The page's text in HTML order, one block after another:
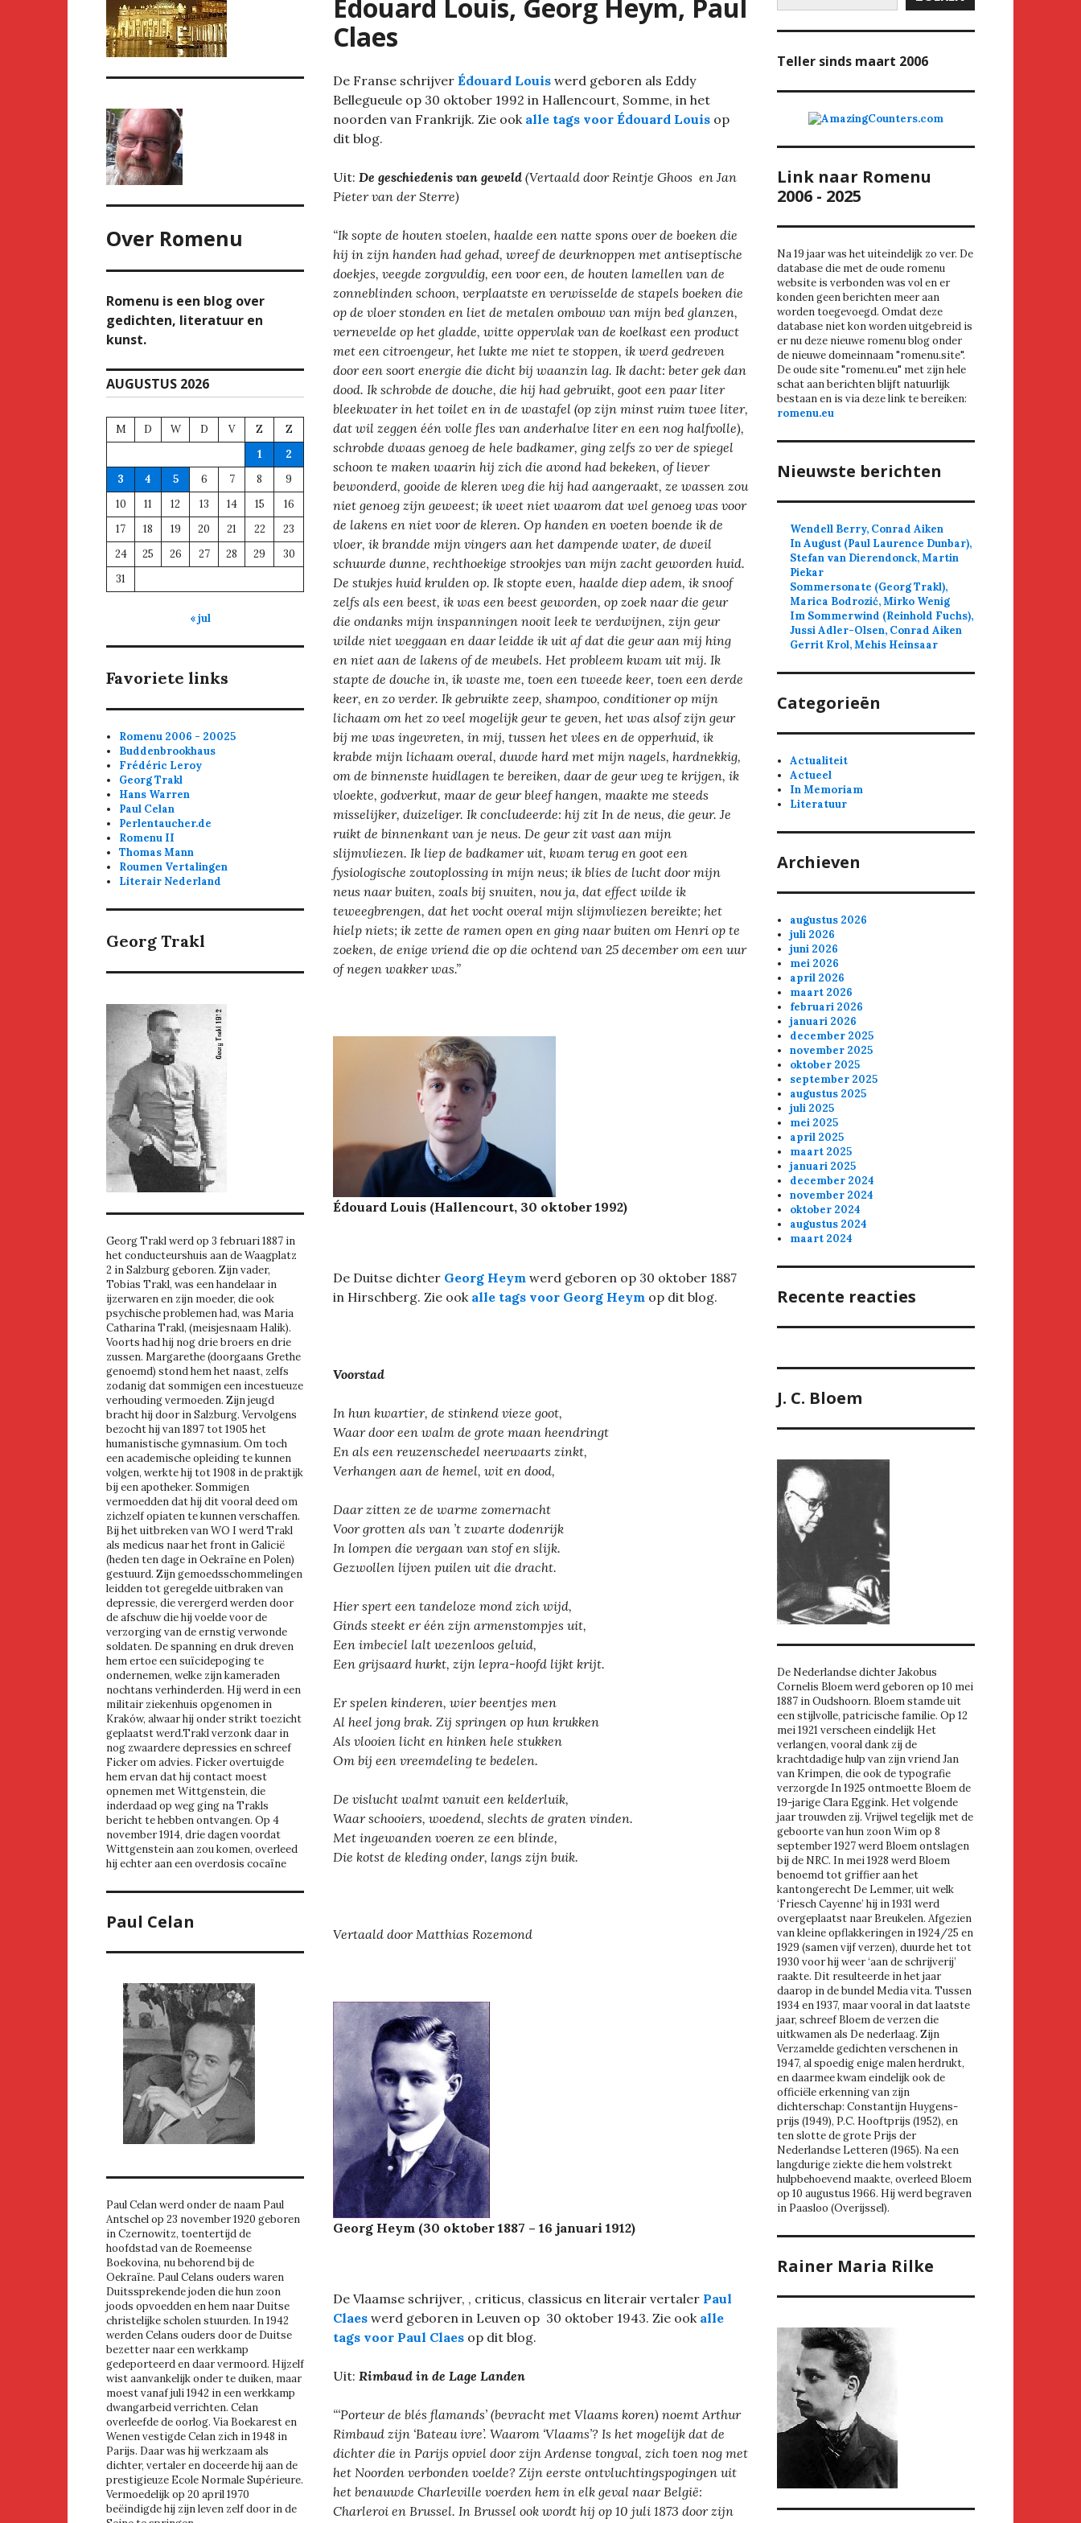
Édouard Louis, Georg Heym, Paul
Claes
De Franse schrijver Édouard Louis werd geboren als Eddy
Bellegueule op 30 oktober 1992 in Hallencourt, Somme, in het
noorden van Frankrijk. Zie ook alle tags voor Édouard Louis op
dit blog.
Uit: De geschiedenis van geweld (Vertaald door Reintje Ghoos en Jan
Pieter van der Sterre)
“Ik sopte de houten stoelen, haalde een natte spons over de boeken die
hij in zijn handen had gehad, wreef de deurknoppen met antiseptische
doekjes, veegde zorgvuldig, een voor een, de houten lamellen van de
zonneblinden schoon, verplaatste en verwisselde de stapels boeken die
op de vloer stonden en liet de metalen ombouw van mijn bed glanzen,
vernevelde op het gladde, witte oppervlak van de koelkast een product
met een citroengeur, het lukte me niet te stoppen, ik werd gedreven
door een soort energie die dicht bij waanzin lag. Ik dacht: beter gek dan
dood. Ik schrobde de douche, die hij had gebruikt, goot een paar liter
bleekwater in het toilet en in de wastafel (op zijn minst ruim twee liter,
dat wil zeggen één volle fles van anderhalve liter en een nog halfvolle),
schrobde dwaas genoeg de hele badkamer, ging zelfs zo ver de spiegel
schoon te maken waarin hij zich die avond had bekeken, of liever
bewonderd, gooide de kleren weg die hij had aangeraakt, ze wassen zou
niet genoeg zijn geweest; ik weet niet waarom dat wel genoeg was voor
de lakens en niet voor de kleren. Op handen en voeten boende ik de
vloer, ik brandde mijn vingers aan het dampende water, de dweil
schuurde dunne, rechthoekige strookjes van mijn zacht geworden huid.
De stukjes huid krulden op. Ik stopte even, haalde diep adem, ik snoof
zelfs als een beest, ik was een beest geworden, op zoek naar die geur
die ondanks mijn inspanningen nooit leek te verdwijnen, zijn geur
wilde niet weggaan en daar leidde ik uit af dat die geur aan mij hing
en niet aan de lakens of de meubels. Het probleem kwam uit mij. Ik
stapte de douche in, ik waste me, toen een tweede keer, toen een derde
keer, en zo verder. Ik gebruikte zeep, shampoo, conditioner op mijn
lichaam om het zo veel mogelijk geur te geven, het was alsof zijn geur
bij me was ingevreten, in mij, tussen het vlees en de opperhuid, ik
krabde mijn lichaam overal, duwde hard met mijn nagels, hardnekkig,
om de binnenste huidlagen te bereiken, daar de geur weg te krijgen, ik
vloekte, godverkut, maar de geur bleef hangen, maakte me steeds
misselijker, duizeliger. Ik concludeerde: hij zit In de neus, die geur. Je
ruikt de binnenkant van je neus. De geur zit vast aan mijn
slijmvliezen. Ik liep de badkamer uit, kwam terug en goot een
fysiologische zoutoplossing in mijn neus; ik blies de lucht door mijn
neus naar buiten, zoals bij snuiten, nou ja, dat effect wilde ik
teweegbrengen, dat het vocht overal mijn slijmvliezen bereikte; het
hielp niets; ik zette de ramen open en ging naar buiten om Henri op te
zoeken, de enige vriend die op die ochtend van 25 december om een uur
of negen wakker was.”
Édouard Louis (Hallencourt, 30 oktober 1992)
De Duitse dichter Georg Heym werd geboren op 30 oktober 1887
in Hirschberg. Zie ook alle tags voor Georg Heym op dit blog.
Voorstad
In hun kwartier, de stinkend vieze goot,
Waar door een walm de grote maan heendringt
En als een reuzenschedel neerwaarts zinkt,
Verhangen aan de hemel, wit en dood,
Daar zitten ze de warme zomernacht
Voor grotten als van ’t zwarte dodenrijk
In lompen die vergaan van stof en slijk.
Gezwollen lijven puilen uit die dracht.
Hier spert een tandeloze mond zich wijd,
Ginds steekt er één zijn armenstompjes uit,
Een imbeciel lalt wezenloos geluid,
Een grijsaard hurkt, zijn lepra-hoofd lijkt krijt.
Er spelen kinderen, wier beentjes men
Al heel jong brak. Zij springen op hun krukken
Als vlooien licht en hinken hele stukken
Om bij een vreemdeling te bedelen.
De vislucht walmt vanuit een kelderluik,
Waar schooiers, woedend, slechts de graten vinden.
Met ingewanden voeren ze een blinde,
Die kotst de kleding onder, langs zijn buik.
Vertaald door Matthias Rozemond
Georg Heym (30 oktober 1887 – 16 januari 1912)
De Vlaamse schrijver, , criticus, classicus en literair vertaler Paul
Claes werd geboren in Leuven op 30 oktober 1943. Zie ook alle
tags voor Paul Claes op dit blog.
Uit: Rimbaud in de Lage Landen
“‘Porteur de blés flamands’ (bevracht met Vlaams koren) noemt Arthur
Rimbaud zijn ‘Bateau ivre’. Waarom ‘Vlaams’? Is het mogelijk dat de
dichter die in Parijs opviel door zijn Ardense tongval, zich toen nog met
het Noorden verbonden voelde? Zijn eerste ontvluchtingspogingen uit
het benauwde Charleville voerden hem in elk geval naar België:
Charleroi en Brussel. In Brussel ook wordt hij op 10 juli 1873 door zijn
Over Romenu
Romenu is een blog over
gedichten, literatuur en
kunst.
AUGUSTUS 2026
M D W D V Z
Z
1
2
3
4 5 6 7 8
9
10
11 12 13 14 15
16
17
18 19 20 21 22
23
24
25 26 27 28 29
30
31
« jul
Favoriete links
Romenu 2006 - 20025
Buddenbrookhaus
Frédéric Leroy
Georg Trakl
Hans Warren
Paul Celan
Perlentaucher.de
Romenu II
Thomas Mann
Roumen Vertalingen
Literair Nederland
Georg Trakl
Georg Trakl werd op 3 februari 1887 in
het conducteurshuis aan de Waagplatz
2 in Salzburg geboren. Zijn vader,
Tobias Trakl, was een handelaar in
ijzerwaren en zijn moeder, die ook
psychische problemen had, was Maria
Catharina Trakl, (meisjesnaam Halik).
Voorts had hij nog drie broers en drie
zussen. Margarethe (doorgaans Grethe
genoemd) stond hem het naast, zelfs
zodanig dat sommigen een incestueuze
verhouding vermoeden. Zijn jeugd
bracht hij door in Salzburg. Vervolgens
bezocht hij van 1897 tot 1905 het
humanistische gymnasium. Om toch
een academische opleiding te kunnen
volgen, werkte hij tot 1908 in de praktijk
bij een apotheker. Sommigen
vermoedden dat hij dit vooral deed om
zichzelf opiaten te kunnen verschaffen.
Bij het uitbreken van WO I werd Trakl
als medicus naar het front in Galicië
(heden ten dage in Oekraïne en Polen)
gestuurd. Zijn gemoedsschommelingen
leidden tot geregelde uitbraken van
depressie, die verergerd werden door
de afschuw die hij voelde voor de
verzorging van de ernstig verwonde
soldaten. De spanning en druk dreven
hem ertoe een suïcidepoging te
ondernemen, welke zijn kameraden
nochtans verhinderden. Hij werd in een
militair ziekenhuis opgenomen in
Kraków, alwaar hij onder strikt toezicht
geplaatst werd.Trakl verzonk daar in
nog zwaardere depressies en schreef
Ficker om advies. Ficker overtuigde
hem ervan dat hij contact moest
opnemen met Wittgenstein, die
inderdaad op weg ging na Trakls
bericht te hebben ontvangen. Op 4
november 1914, drie dagen voordat
Wittgenstein aan zou komen, overleed
hij echter aan een overdosis cocaïne
Paul Celan
Paul Celan werd onder de naam Paul
Antschel op 23 november 1920 geboren
in Czernowitz, toentertijd de
hoofdstad van de Roemeense
Boekovina, nu behorend bij de
Oekraïne. Paul Celans ouders waren
Duitssprekende joden die hun zoon
joods opvoedden en hem naar Duitse
christelijke scholen stuurden. In 1942
werden Celans ouders door de Duitse
bezetter naar een werkkamp
gedeporteerd en daar vermoord. Hijzelf
wist aanvankelijk onder te duiken, maar
moest vanaf juli 1942 in een werkkamp
dwangarbeid verrichten. Celan
overleefde de oorlog. Via Boekarest en
Wenen vestigde Celan zich in 1948 in
Parijs. Daar was hij werkzaam als
dichter, vertaler en doceerde hij aan de
prestigieuze Ecole Normale Supérieure.
Vermoedelijk op 20 april 1970
beëindigde hij zijn leven zelf door in de
Teller sinds maart 2006
Link naar Romenu
2006 - 2025
Na 19 jaar was het uiteindelijk zo ver. De
database die met de oude romenu
website is verbonden was vol en er
konden geen berichten meer aan
worden toegevoegd. Omdat deze
database niet kon worden uitgebreid is
er nu deze nieuwe romenu blog onder
de nieuwe domeinnaam "romenu.site".
De oude site "romenu.eu" met zijn hele
schat aan berichten blijft natuurlijk
bestaan en is via deze link te bereiken:
romenu.eu
Nieuwste berichten
Wendell Berry, Conrad Aiken
In August (Paul Laurence Dunbar),
Stefan van Dierendonck, Martin
Piekar
Sommersonate (Georg Trakl),
Marica Bodrozić, Mirko Wenig
Im Sommerwind (Reinhold Fuchs),
Jussi Adler-Olsen, Conrad Aiken
Gerrit Krol, Mehis Heinsaar
Categorieën
Actualiteit
Actueel
In Memoriam
Literatuur
Archieven
augustus 2026
juli 2026
juni 2026
mei 2026
april 2026
maart 2026
februari 2026
januari 2026
december 2025
november 2025
oktober 2025
september 2025
augustus 2025
juli 2025
mei 2025
april 2025
maart 2025
januari 2025
december 2024
november 2024
oktober 2024
augustus 2024
maart 2024
Recente reacties
J. C. Bloem
De Nederlandse dichter Jakobus
Cornelis Bloem werd geboren op 10 mei
1887 in Oudshoorn. Bloem stamde uit
een stijlvolle, patricische familie. Op 12
mei 1921 verscheen eindelijk Het
verlangen, vooral dank zij de
krachtdadige hulp van zijn vriend Jan
van Krimpen, die ook de typografie
verzorgde In 1925 ontmoette Bloem de
19-jarige Clara Eggink. Het volgende
jaar trouwden zij. Vrijwel tegelijk met de
geboorte van hun zoon Wim op 8
september 1927 werd Bloem ontslagen
bij de NRC. In mei 1928 werd Bloem
benoemd tot griffier aan het
kantongerecht De Lemmer, uit welk
‘Friesch Cayenne’ hij in 1931 werd
overgeplaatst naar Breukelen. Afgezien
van kleine opflakkeringen in 1924/25 en
1929 (samen vijf verzen), duurde het tot
1930 voor hij weer ‘aan de schrijverij’
raakte. Dit resulteerde in het jaar
daarop in de bundel Media vita. Tussen
1934 en 1937, maar vooral in dat laatste
jaar, schreef Bloem de verzen die
uitkwamen als De nederlaag. Zijn
Verzamelde gedichten verschenen in
1947, al spoedig enige malen herdrukt,
en daarmee kwam eindelijk ook de
officiële erkenning van zijn
dichterschap: Constantijn Huygens-
prijs (1949), P.C. Hooftprijs (1952), en
ten slotte de grote Prijs der
Nederlandse Letteren (1965). Na een
langdurige ziekte die hem volstrekt
hulpbehoevend maakte, overleed Bloem
op 10 augustus 1966. Hij werd begraven
in Paasloo (Overijssel).
Rainer Maria Rilke